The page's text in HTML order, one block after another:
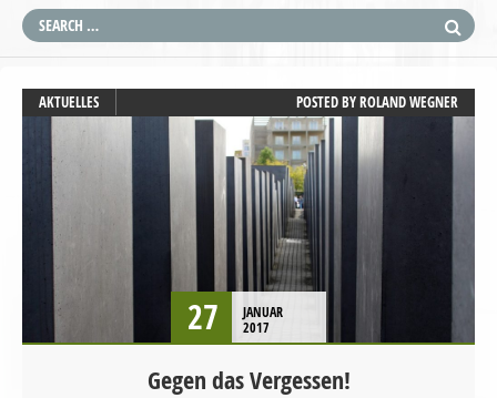
AKTUELLES POSTED BYROLAND WEGNER
27
JANUAR
2017
Gegen das Vergessen!